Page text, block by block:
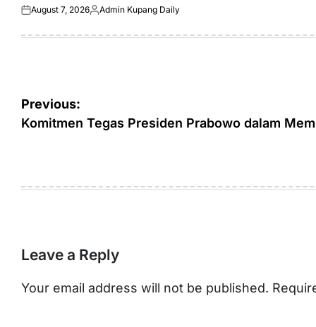
Posted
August 7, 2026Posted
Admin Kupang Daily
Post
navigation
Previous:
Komitmen Tegas Presiden Prabowo dalam
Leave a Reply
Your email address will not be published.